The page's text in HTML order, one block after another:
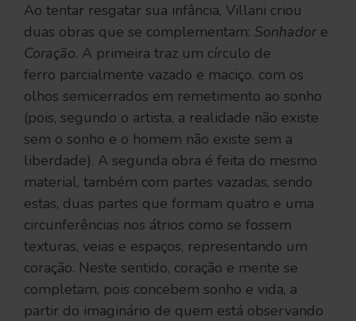
Ao tentar resgatar sua infância, Villani criou
duas obras que se complementam: Sonhadore
Coração. A primeira traz um círculo de
ferro parcialmente vazado e maciço, com os
olhos semicerrados em remetimento ao sonho
(pois, segundo o artista, a realidade não existe
sem o sonho e o homem não existe sem a
liberdade). A segunda obra é feita do mesmo
material, também com partes vazadas, sendo
estas, duas partes que formam quatro e uma
circunferências nos átrios como se fossem
texturas, veias e espaços, representando um
coração. Neste sentido, coração e mente se
completam, pois concebem sonho e vida, a
partir do imaginário de quem está observando